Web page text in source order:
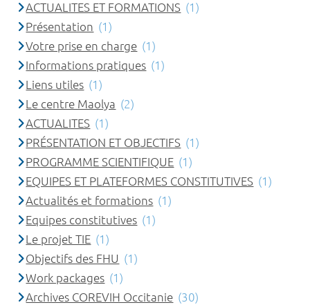
ACTUALITES ET FORMATIONS (1)
Présentation (1)
Votre prise en charge (1)
Informations pratiques (1)
Liens utiles (1)
Le centre Maolya (2)
ACTUALITES (1)
PRÉSENTATION ET OBJECTIFS (1)
PROGRAMME SCIENTIFIQUE (1)
EQUIPES ET PLATEFORMES CONSTITUTIVES (1)
Actualités et formations (1)
Equipes constitutives (1)
Le projet TIE (1)
Objectifs des FHU (1)
Work packages (1)
Archives COREVIH Occitanie (30)